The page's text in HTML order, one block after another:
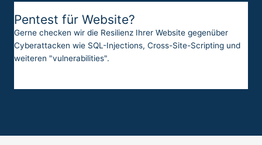
Pentest für Website?
Gerne checken wir die Resilienz Ihrer Website gegenüber
Cyberattacken wie SQL-Injections, Cross-Site-Scripting und
weiteren "vulnerabilities".